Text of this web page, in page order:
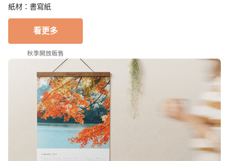
紙材：書寫紙
看更多
秋季開放販售